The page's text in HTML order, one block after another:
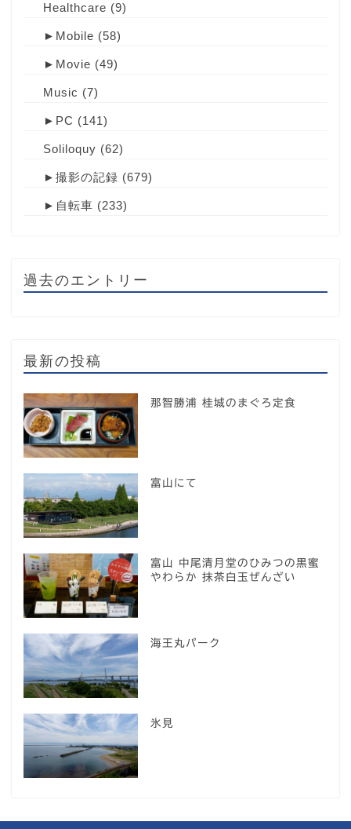
Healthcare (9)
► Mobile (58)
► Movie (49)
Music (7)
► PC (141)
Soliloquy (62)
► 撮影の記録 (679)
► 自転車 (233)
過去のエントリー
最新の投稿
那智勝浦 桂城のまぐろ定食
富山にて
富山 中尾清月堂のひみつの黒蜜
やわらか 抹茶白玉ぜんざい
海王丸パーク
氷見